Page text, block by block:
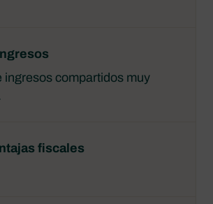
ingresos compartidos muy